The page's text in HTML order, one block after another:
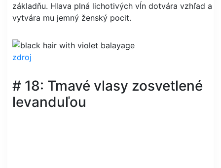
základňu. Hlava plná lichotivých vĺn dotvára vzhľad a
vytvára mu jemný ženský pocit.
zdroj
# 18: Tmavé vlasy zosvetlené
levanduľou